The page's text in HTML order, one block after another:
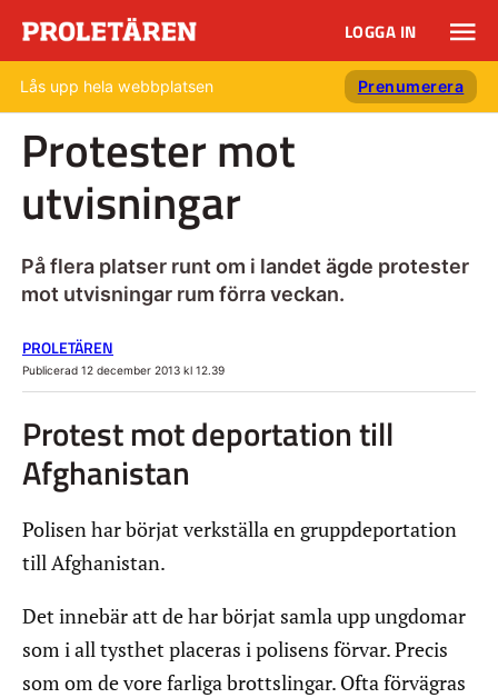
LOGGA IN
Lås upp hela webbplatsen Prenumerera
Protester mot
utvisningar
På flera platser runt om i landet ägde protester
mot utvisningar rum förra veckan.
PROLETÄREN
Publicerad 12 december 2013 kl 12.39
Protest mot deportation till
Afghanistan
Polisen har börjat verkställa en gruppdeportation
till Afghanistan.
Det innebär att de har börjat samla upp ungdomar
som i all tysthet placeras i polisens förvar. Precis
som om de vore farliga brottslingar. Ofta förvägras